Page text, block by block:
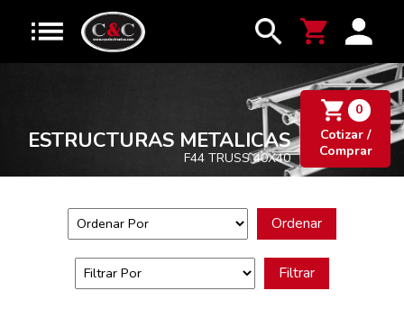
0
Cotizar /
Comprar
ESTRUCTURAS METALICAS
F44 TRUSS 40X40
Ordenar
Filtrar